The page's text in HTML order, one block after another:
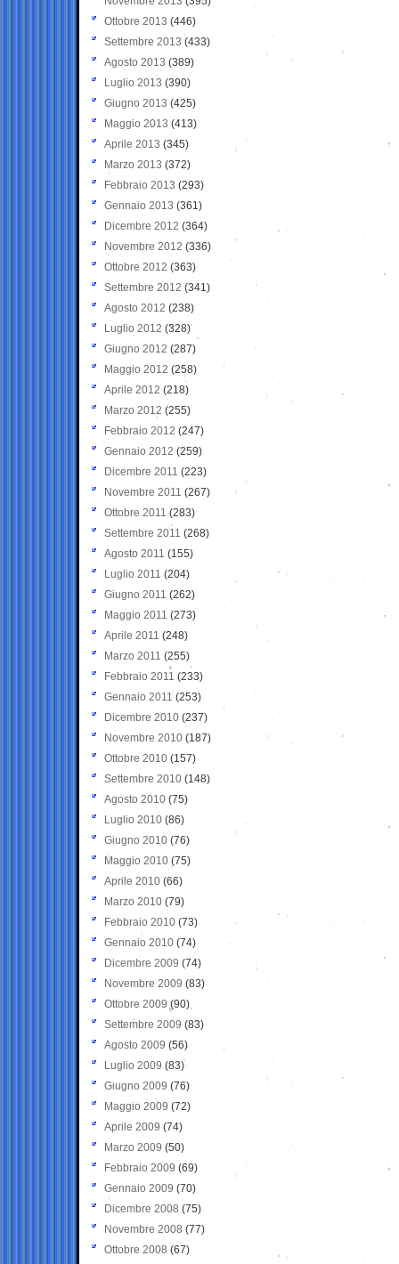
Ottobre 2013 (446)
Settembre 2013 (433)
Agosto 2013 (389)
Luglio 2013 (390)
Giugno 2013 (425)
Maggio 2013 (413)
Aprile 2013 (345)
Marzo 2013 (372)
Febbraio 2013 (293)
Gennaio 2013 (361)
Dicembre 2012 (364)
Novembre 2012 (336)
Ottobre 2012 (363)
Settembre 2012 (341)
Agosto 2012 (238)
Luglio 2012 (328)
Giugno 2012 (287)
Maggio 2012 (258)
Aprile 2012 (218)
Marzo 2012 (255)
Febbraio 2012 (247)
Gennaio 2012 (259)
Dicembre 2011 (223)
Novembre 2011 (267)
Ottobre 2011 (283)
Settembre 2011 (268)
Agosto 2011 (155)
Luglio 2011 (204)
Giugno 2011 (262)
Maggio 2011 (273)
Aprile 2011 (248)
Marzo 2011 (255)
Febbraio 2011 (233)
Gennaio 2011 (253)
Dicembre 2010 (237)
Novembre 2010 (187)
Ottobre 2010 (157)
Settembre 2010 (148)
Agosto 2010 (75)
Luglio 2010 (86)
Giugno 2010 (76)
Maggio 2010 (75)
Aprile 2010 (66)
Marzo 2010 (79)
Febbraio 2010 (73)
Gennaio 2010 (74)
Dicembre 2009 (74)
Novembre 2009 (83)
Ottobre 2009 (90)
Settembre 2009 (83)
Agosto 2009 (56)
Luglio 2009 (83)
Giugno 2009 (76)
Maggio 2009 (72)
Aprile 2009 (74)
Marzo 2009 (50)
Febbraio 2009 (69)
Gennaio 2009 (70)
Dicembre 2008 (75)
Novembre 2008 (77)
Ottobre 2008 (67)